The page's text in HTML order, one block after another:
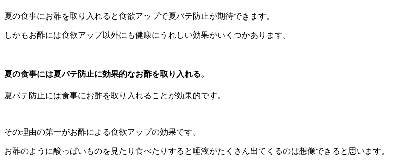
夏の食事にお酢を取り入れると食欲アップで夏バテ防止が期待できます。
しかもお酢には食欲アップ以外にも健康にうれしい効果がいくつかあります。
夏の食事には夏バテ防止に効果的なお酢を取り入れる。
夏バテ防止には食事にお酢を取り入れることが効果的です。
その理由の第一がお酢による食欲アップの効果です。
お酢のように酸っぱいものを見たり食べたりすると唾液がたくさん出てくるのは想像できると思います。